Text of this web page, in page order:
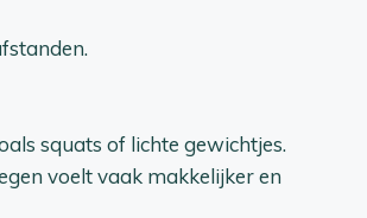
squats of lichte gewichtjes.
voelt vaak makkelijker en